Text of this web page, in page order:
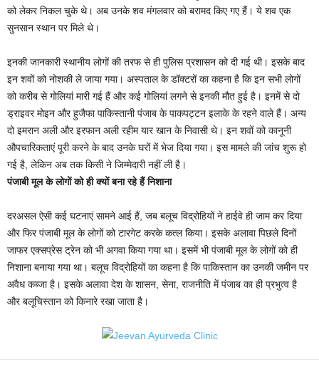
को लेकर निकल चुके थे। अब उनके शव मंगलवार को बरामद किए गए हैं। ये शव एक
सुनसान स्थान पर मिले थे।
इनकी जानकारी स्थानीय लोगों की तरफ से ही पुलिस प्रशासन को दी गई थी। इसके बाद
इन शवों को नोशकी ले जाया गया। अस्पताल के डॉक्टरों का कहना है कि इन सभी लोगों
को करीब से गोलियां मारी गई हैं और कई गोलियां लगने से इनकी मौत हुई है। इनमें से दो
ड्राइवर मोइन और हुजैफा पाकिस्तानी पंजाब के पाकपट्टन इलाके के रहने वाले हैं। अन्य
दो इमरान अली और इरफान अली रहीम यार खान के निवासी थे। इन शवों को कानूनी
औपचारिकताएं पूरी करने के बाद उनके घरों में भेज दिया गया। इस मामले की जांच शुरू हो
गई है, लेकिन अब तक किसी ने जिम्मेदारी नहीं ली है।
पंजाबी मूल के लोगों को ही क्यों बना रहे हैं निशाना
दरअसल ऐसी कई घटनाएं सामने आई हैं, जब बलूच विद्रोहियों ने हाईवे ही जाम कर दिया
और फिर पंजाबी मूल के लोगों को टारगेट करके कत्ल किया। इसके अलावा पिछले दिनों
जाफर एक्सप्रेस ट्रेन को भी अगवा किया गया था। इसमें भी पंजाबी मूल के लोगों को ही
निशाना बनाया गया था। बलूच विद्रोहियों का कहना है कि पाकिस्तान का उनकी जमीन पर
अवैध कब्जा है। इसके अलावा देश के शासन, सेना, राजनीति में पंजाब का ही प्रभुत्व है
और बलूचिस्तान को किनारे रखा जाता है।